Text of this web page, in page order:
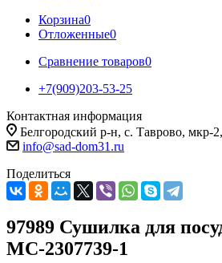
Корзина0
Отложенные0
Сравнение товаров0
+7(909)203-53-25
Контактная информация
Белгородский р-н, с. Таврово, мкр-
info@sad-dom31.ru
Поделиться
97989 Сушилка для
МС-2307739-1